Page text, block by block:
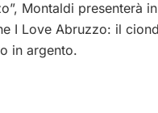
Montaldi presenterà
I Love Abruzzo: il
in argento.